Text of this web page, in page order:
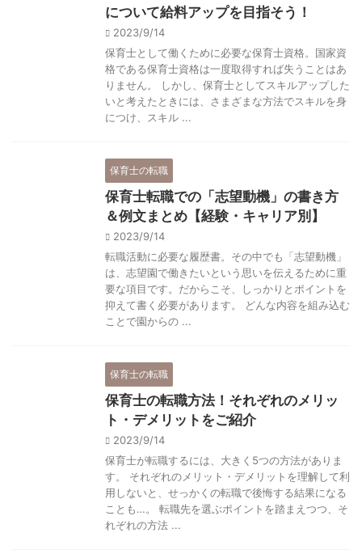
について給料アップを目指そう！
2023/9/14
保育士として働くために必要な保育士資格。国家資
格である保育士資格は一度取得すれば失うことはあ
りません。 しかし、保育士としてスキルアップした
いと考えたときには、さまざまな方法でスキルを身
につけ、スキル ...
保育士の転職
保育士転職での「志望動機」の書き方
＆例文まとめ【経験・キャリア別】
2023/9/14
転職活動に必要な履歴書。その中でも「志望動機」
は、志望園で働きたいという思いを伝えるために重
要な項目です。だからこそ、しっかりとポイントを
抑えて書く必要があります。 どんな内容を組み込む
ことで園からの ...
保育士の転職
保育士の転職方法！それぞれのメリッ
ト・デメリットをご紹介
2023/9/14
保育士が転職するには、大きく5つの方法がありま
す。 それぞれのメリット・デメリットを理解して利
用しないと、せっかくの転職で後悔する結果になる
ことも…。 転職先を選ぶポイントを踏まえつつ、そ
れぞれの方法 ...